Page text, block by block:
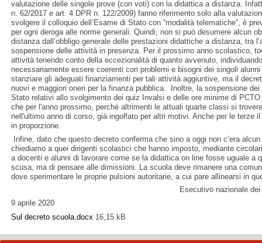
valutazione delle singole prove (con voti) con la didattica a distanza.
n. 62/2017 e art. 4 DPR n. 122/2009) fanno riferimento solo alla
svolgere il colloquio dell’Esame di Stato con “modalità telematiche”, è
per ogni deroga alle norme generali. Quindi, non si può desumere alcun
distanza dall’obbligo generale delle prestazioni didattiche a distanza, tra
sospensione delle attività in presenza. Per il prossimo anno scolastico,
attività tenendo conto della eccezionalità di quanto avvenuto,
necessariamente essere coerenti con problemi e bisogni dei singoli
stanziare gli adeguati finanziamenti per tali attività aggiuntive, ma il
nuovi e maggiori oneri per la finanza pubblica. Inoltre, la sospensione
Stato relativi allo svolgimento dei quiz Invalsi e delle ore minime di
che per l'anno prossimo, perché altrimenti le attuali quarte classi si
nell'ultimo anno di corso, già ingolfato per altri motivi. Anche per le terze
in
Infine, dato che questo decreto conferma che sino a oggi non c’era
chiediamo a quei dirigenti scolastici che hanno imposto, mediante
a docenti e alunni di lavorare come se la didattica on line fosse uguale a
scusa, ma di pensare alle dimissioni. La scuola deve rimanere una
dove sperimentare le proprie pulsioni autoritarie, a cui pare allinearsi in
Esecutivo nazionale dei COBAS –
9 aprile 2020
Sul decreto scuola.docx 16,15 kB